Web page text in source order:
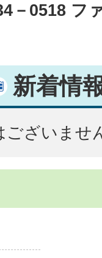
－0518 フ
新着情
ございませ